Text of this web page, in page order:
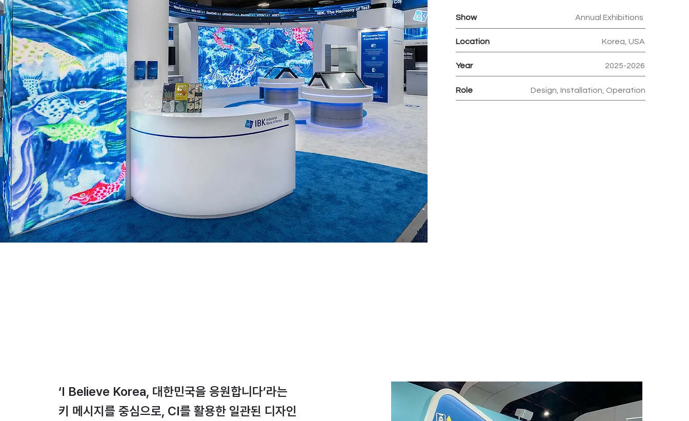
Show Annual Exhibitions
Location Korea, USA
Year 2025-2026
Role Design, Installation, Operation
‘I Believe Korea, 대한민국을 응원합니다’라는
키 메시지를 중심으로, CI를 활용한 일관된 디자인